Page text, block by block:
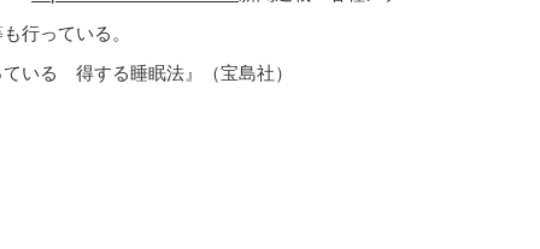
行っている。
いる 得する睡眠法』（宝島社）